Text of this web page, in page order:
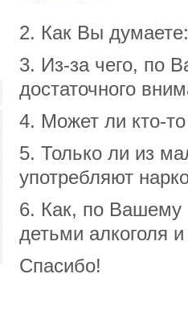
2. Как Вы
3. Из-за чего, по
достаточного
4. Может ли кто-
5. Только ли из
употребляют
6. Как, по Вашему
детьми алкоголя
Спасибо!